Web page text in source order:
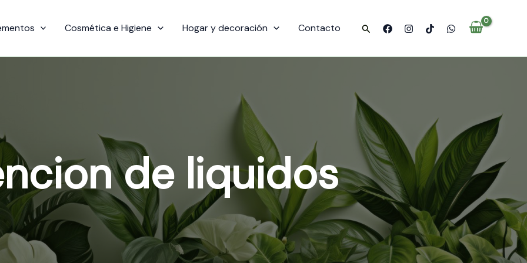
Cosmética e Higiene Hogar y decoración Contacto Buscar
de liquidos